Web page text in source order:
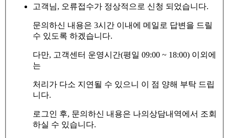
고객님, 오류접수가 정상적으로 신청 되었습니다.
문의하신 내용은 3시간 이내에 메일로 답변을 드릴
수 있도록 하겠습니다.
다만, 고객센터 운영시간(평일 09:00 ~ 18:00) 이외에
는
처리가 다소 지연될 수 있으니 이 점 양해 부탁 드립
니다.
로그인 후, 문의하신 내용은 나의상담내역에서 조회
하실 수 있습니다.